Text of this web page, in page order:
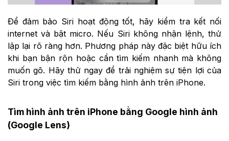
Để đảm bảo Siri hoạt động tốt, hãy kiểm tra kết nối
internet và bật micro. Nếu Siri không nhận lệnh, thử
lặp lại rõ ràng hơn. Phương pháp này đặc biệt hữu ích
khi bạn bận rộn hoặc cần tìm kiếm nhanh mà không
muốn gõ. Hãy thử ngay để trải nghiệm sự tiện lợi của
Siri trong việc tìm kiếm bằng hình ảnh trên iPhone.
Tìm hình ảnh trên iPhone bằng Google hình ảnh
(Google Lens)